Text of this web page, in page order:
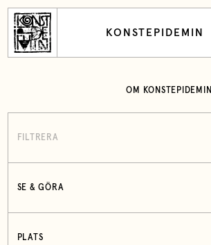
KONSTEPIDEMIN
OM KONSTEPIDEMIN
FILTRERA
SE & GÖRA
PLATS